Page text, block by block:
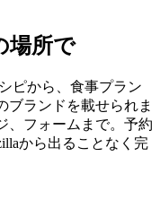
場所で
ピから、食事プラン
ブランドを載せられま
、フォームまで。予約
から出ることなく完